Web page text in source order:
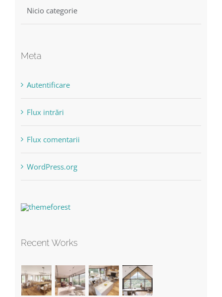
Nicio categorie
Meta
Autentificare
Flux intrări
Flux comentarii
WordPress.org
Recent Works